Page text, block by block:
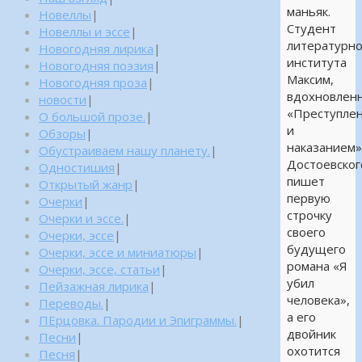
маньяк.
Студент
института
Максим,
и
наказанием»
пишет
первую
строчку
своего
будущего
романа «Я
убил
человека»,
а его
двойник
охотится
Новеллы |
Новеллы и эссе |
Новогодняя лирика |
Новогодняя поэзия |
Новогодняя проза |
новости |
О большой прозе. |
Обзоры |
Обустраиваем нашу планету. |
Одностишия |
Открытый жанр |
Очерки |
Очерки и эссе. |
Очерки, эссе |
Очерки, эссе и миниатюры |
Очерки, эссе, статьи |
Пейзажная лирика |
Переводы. |
ПЕрцовка. Пародии и Эпиграммы. |
Песни |
Песня |